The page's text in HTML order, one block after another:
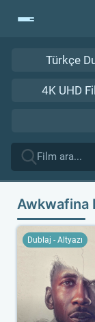
Türkçe
4K UHD
Awkwafina
Dublaj - Altyazı